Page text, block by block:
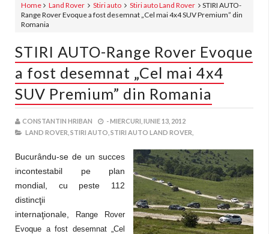
Home Land Rover Stiri auto Stiri auto Land Rover
STIRI AUTO-
Range Rover Evoque a fost desemnat „Cel mai 4x4 SUV Premium” din
Romania
STIRI AUTO-Range Rover Evoque
a fost desemnat „Cel mai 4x4
SUV Premium” din Romania
CONSTANTIN HRIBAN -MIERCURI, IUNIE 13, 2012
LAND ROVER, STIRI AUTO, STIRI AUTO LAND ROVER,
Bucurându-se de un succes
incontestabil pe plan
mondial, cu peste 112
distincţii
internaţionale,
Range Rover
Evoque a fost desemnat „Cel